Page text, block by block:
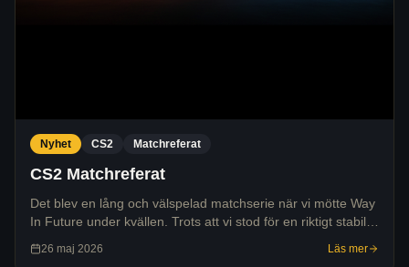
Nyhet CS2 Matchreferat
CS2 Matchreferat
Det blev en lång och välspelad matchserie när vi mötte Way
In Future under kvällen. Trots att vi stod för en riktigt stabil
karta, och vi föll
26 maj 2026 Läs mer